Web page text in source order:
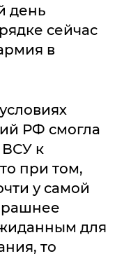
день
сейчас
в
РФ смогла
ВСУ к
при том,
у самой
для
то